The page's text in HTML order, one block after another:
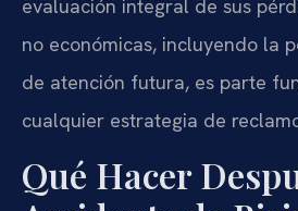
evaluación integral de sus
no económicas, incluyendo la
de atención futura, es parte
cualquier estrategia de
Qué Hacer